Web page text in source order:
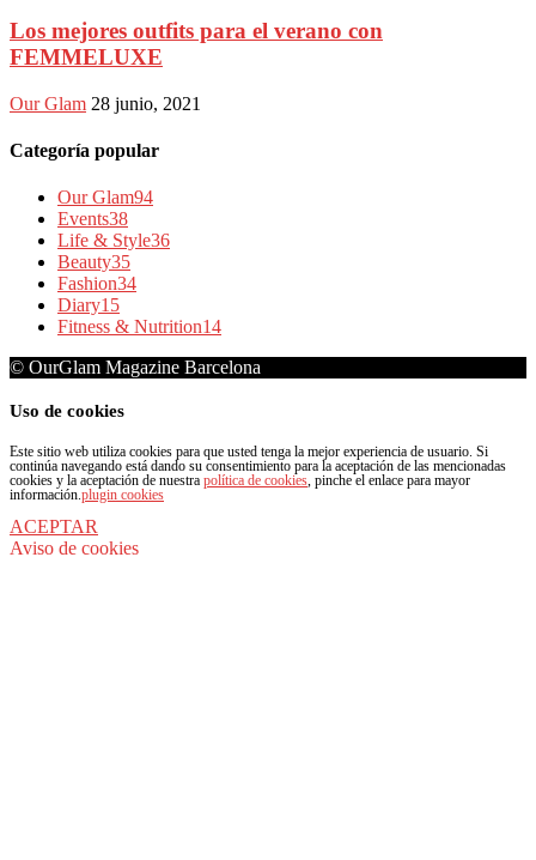
Los mejores outfits para el verano con
FEMMELUXE
Our Glam 28 junio, 2021
Categoría popular
Our Glam94
Events38
Life & Style36
Beauty35
Fashion34
Diary15
Fitness & Nutrition14
© OurGlam Magazine Barcelona
Uso de cookies
Este sitio web utiliza cookies para que usted tenga la mejor experiencia de usuario. Si
continúa navegando está dando su consentimiento para la aceptación de las mencionadas
cookies y la aceptación de nuestra política de cookies, pinche el enlace para mayor
información.plugin cookies
ACEPTAR
Aviso de cookies